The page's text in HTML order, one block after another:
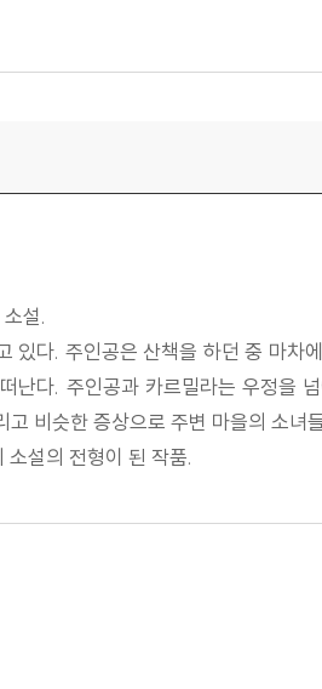
설.
다. 주인공은 산책을 하던 중 마차
다. 주인공과 카르밀라는 우정을
비슷한 증상으로 주변 마을의 소녀
설의 전형이 된 작품.